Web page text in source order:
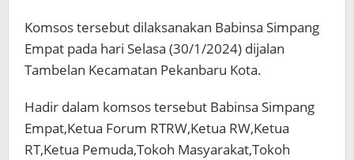
Komsos tersebut dilaksanakan Babinsa Simpang
Empat pada hari Selasa (30/1/2024) dijalan
Tambelan Kecamatan Pekanbaru Kota.
Hadir dalam komsos tersebut Babinsa Simpang
Empat,Ketua Forum RTRW,Ketua RW,Ketua
RT,Ketua Pemuda,Tokoh Masyarakat,Tokoh